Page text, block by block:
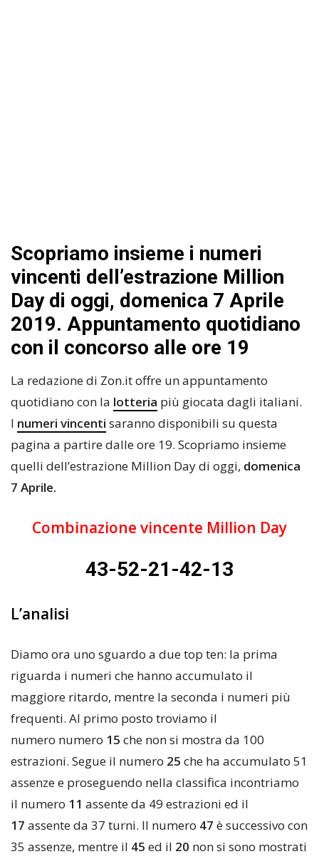
Scopriamo insieme i numeri
vincenti dell’estrazione Million
Day di oggi, domenica 7 Aprile
2019. Appuntamento quotidiano
con il concorso alle ore 19
La redazione di Zon.it offre un appuntamento
quotidiano con la lotteria più giocata dagli italiani.
I numeri vincenti saranno disponibili su questa
pagina a partire dalle ore 19. Scopriamo insieme
quelli dell’estrazione Million Day di oggi, domenica
7 Aprile.
Combinazione vincente Million Day
43-52-21-42-13
L’analisi
Diamo ora uno sguardo a due top ten: la prima
riguarda i numeri che hanno accumulato il
maggiore ritardo, mentre la seconda i numeri più
frequenti. Al primo posto troviamo il
numero numero 15 che non si mostra da 100
estrazioni. Segue il numero 25 che ha accumulato 51
assenze e proseguendo nella classifica incontriamo
il numero 11 assente da 49 estrazioni ed il
17 assente da 37 turni. Il numero 47 è successivo con
35 assenze, mentre il 45 ed il 20 non si sono mostrati